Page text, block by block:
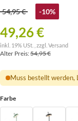
54,95 € -10%
49,26 €
inkl. 19% USt. , zzgl. Versand
Alter Preis:54,95 €
Muss bestellt werden,
Farbe